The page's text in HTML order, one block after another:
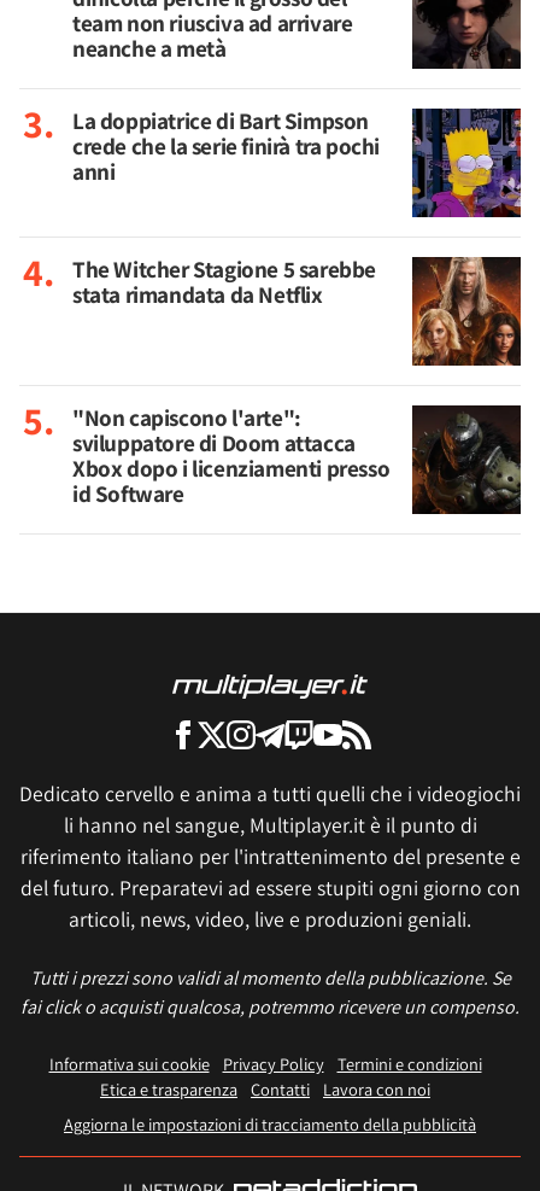
team non riusciva ad arrivare
neanche a metà
La doppiatrice di Bart Simpson
crede che la serie finirà tra pochi
anni
The Witcher Stagione 5 sarebbe
stata rimandata da Netflix
"Non capiscono l'arte":
sviluppatore di Doom attacca
Xbox dopo i licenziamenti presso
id Software
Dedicato cervello e anima a tutti quelli che i videogiochi
li hanno nel sangue, Multiplayer.it è il punto di
riferimento italiano per l'intrattenimento del presente e
del futuro. Preparatevi ad essere stupiti ogni giorno con
articoli, news, video, live e produzioni geniali.
Tutti i prezzi sono validi al momento della pubblicazione. Se
fai click o acquisti qualcosa, potremmo ricevere un compenso.
Informativa sui cookie Privacy Policy
Termini e condizioni
Etica e trasparenza Contatti
Lavora con noi
Aggiorna le impostazioni di tracciamento della pubblicità